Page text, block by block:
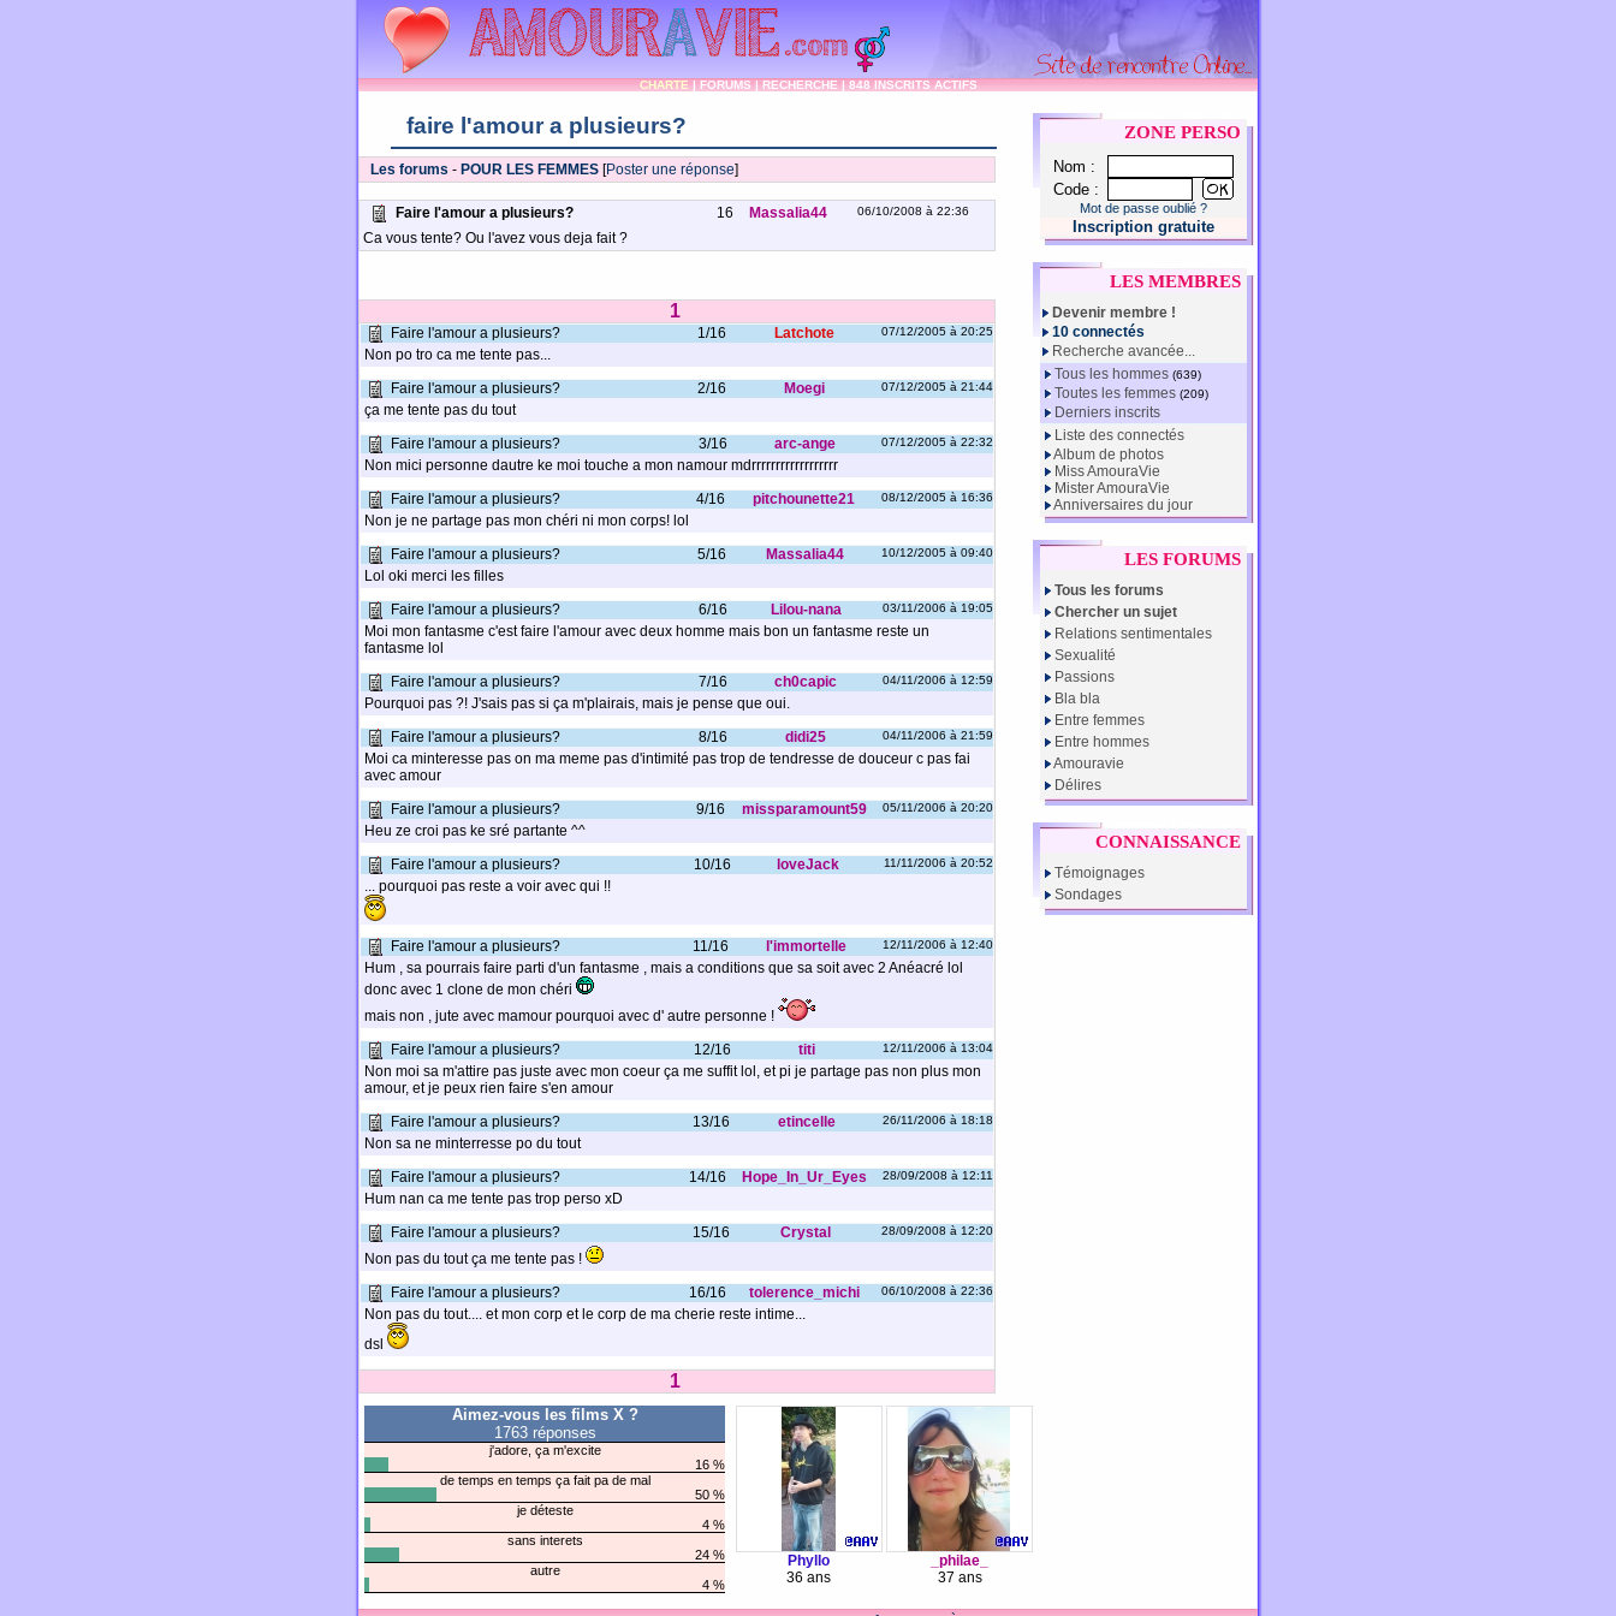
CHARTE|FORUMS|RECHERCHE|848 INSCRITS ACTIFS
faire l'amour a plusieurs?
Les forums - POUR LES FEMMES [Poster une réponse]
Faire l'amour a plusieurs? 16 Massalia44 06/10/2008 à 22:36
Ca vous tente? Ou l'avez vous deja fait ?
1
Faire l'amour a plusieurs? 1/16 Latchote 07/12/2005 à 20:25
Non po tro ca me tente pas...
Faire l'amour a plusieurs?
2/16 Moegi 07/12/2005 à 21:44
ça me tente pas du tout
Faire l'amour a plusieurs?
3/16 arc-ange 07/12/2005 à 22:32
Non mici personne dautre ke moi touche a mon namour mdrrrrrrrrrrrrrrrrrr
Faire l'amour a plusieurs?
4/16 pitchounette21 08/12/2005 à 16:36
Non je ne partage pas mon chéri ni mon corps! lol
Faire l'amour a plusieurs?
5/16 Massalia44 10/12/2005 à 09:40
Lol oki merci les filles
Faire l'amour a plusieurs?
6/16 Lilou-nana 03/11/2006 à 19:05
Moi mon fantasme c'est faire l'amour avec deux homme mais bon un fantasme reste un
fantasme lol
Faire l'amour a plusieurs?
7/16 ch0capic 04/11/2006 à 12:59
Pourquoi pas ?! J'sais pas si ça m'plairais, mais je pense que oui.
Faire l'amour a plusieurs?
8/16 didi25 04/11/2006 à 21:59
Moi ca minteresse pas on ma meme pas d'intimité pas trop de tendresse de douceur c pas fai
avec amour
Faire l'amour a plusieurs?
9/16 missparamount59 05/11/2006 à 20:20
Heu ze croi pas ke sré partante ^^
Faire l'amour a plusieurs?
10/16 loveJack 11/11/2006 à 20:52
... pourquoi pas reste a voir avec qui !!
Faire l'amour a plusieurs? 11/16 l'immortelle 12/11/2006 à 12:40
Hum , sa pourrais faire parti d'un fantasme , mais a conditions que sa soit avec 2 Anéacré lol
donc avec 1 clone de mon chéri
mais non , jute avec mamour pourquoi avec d' autre personne !
Faire l'amour a plusieurs?
12/16 titi 12/11/2006 à 13:04
Non moi sa m'attire pas juste avec mon coeur ça me suffit lol, et pi je partage pas non plus mon
amour, et je peux rien faire s'en amour
Faire l'amour a plusieurs?
13/16 etincelle 26/11/2006 à 18:18
Non sa ne minterresse po du tout
Faire l'amour a plusieurs?
14/16 Hope_In_Ur_Eyes 28/09/2008 à 12:11
Hum nan ca me tente pas trop perso xD
Faire l'amour a plusieurs?
15/16 Crystal 28/09/2008 à 12:20
Non pas du tout ça me tente pas !
Faire l'amour a plusieurs?
16/16 tolerence_michi 06/10/2008 à 22:36
Non pas du tout.... et mon corp et le corp de ma cherie reste intime...
dsl
1
Aimez-vous les films X ?
1763 réponses
j'adore, ça m'excite
16 %
de temps en temps ça fait pa de mal
50 %
je déteste
4 %
sans interets
24 %
autre
4 %
Phyllo
36 ans
_philae_
37 ans
ZONE PERSO
Nom :
Code :
Mot de passe oublié ?
Inscription gratuite
LES MEMBRES
Devenir membre !
10 connectés
Recherche avancée...
Tous les hommes (639)
Toutes les femmes (209)
Derniers inscrits
Liste des connectés
Album de photos
Miss AmouraVie
Mister AmouraVie
Anniversaires du jour
LES FORUMS
Tous les forums
Chercher un sujet
Relations sentimentales
Sexualité
Passions
Bla bla
Entre femmes
Entre hommes
Amouravie
Délires
CONNAISSANCE
Témoignages
Sondages